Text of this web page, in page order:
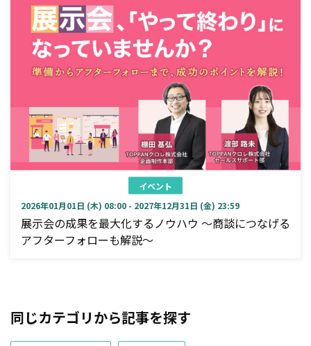
イベント
2026年01月01日 (木) 08:00 - 2027年12月31日 (金) 23:59
展示会の成果を最大化するノウハウ ～商談につなげる
アフターフォローも解説～
同じカテゴリから記事を探す